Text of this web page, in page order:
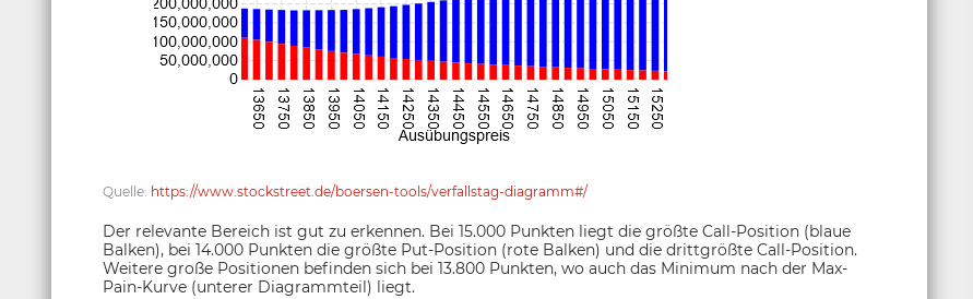
Quelle: https://www.stockstreet.de/boersen-tools/verfallstag-diagramm#/
Der relevante Bereich ist gut zu erkennen. Bei 15.000 Punkten liegt die größte Call-Position (blaue
Balken), bei 14.000 Punkten die größte Put-Position (rote Balken) und die drittgrößte Call-Position.
Weitere große Positionen befinden sich bei 13.800 Punkten, wo auch das Minimum nach der Max-
Pain-Kurve (unterer Diagrammteil) liegt.